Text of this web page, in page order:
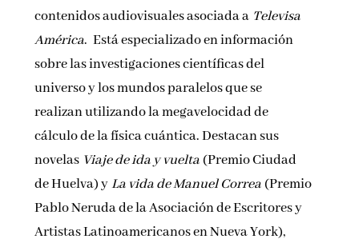
contenidos audiovisuales asociada a Televisa
América. Está especializado en información
sobre las investigaciones científicas del
universo y los mundos paralelos que se
realizan utilizando la megavelocidad de
cálculo de la física cuántica. Destacan sus
novelas Viaje de ida y vuelta (Premio Ciudad
de Huelva) yLa vida de Manuel Correa (Premio
Pablo Neruda de la Asociación de Escritores y
Artistas Latinoamericanos en Nueva York),